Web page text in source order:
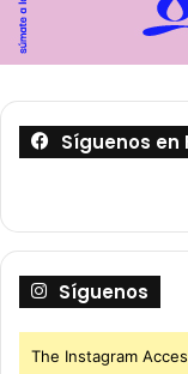
Síguenos en
Síguenos
The Instagram